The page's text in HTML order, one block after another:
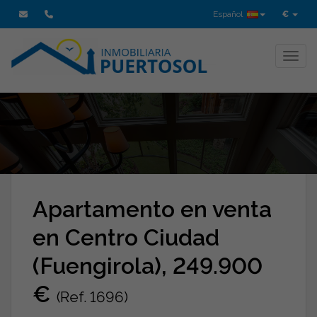
€
Español
Apartamento en venta
en Centro Ciudad
(Fuengirola), 249.900
€ (Ref. 1696)